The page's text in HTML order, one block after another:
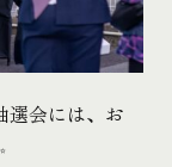
選会には、お